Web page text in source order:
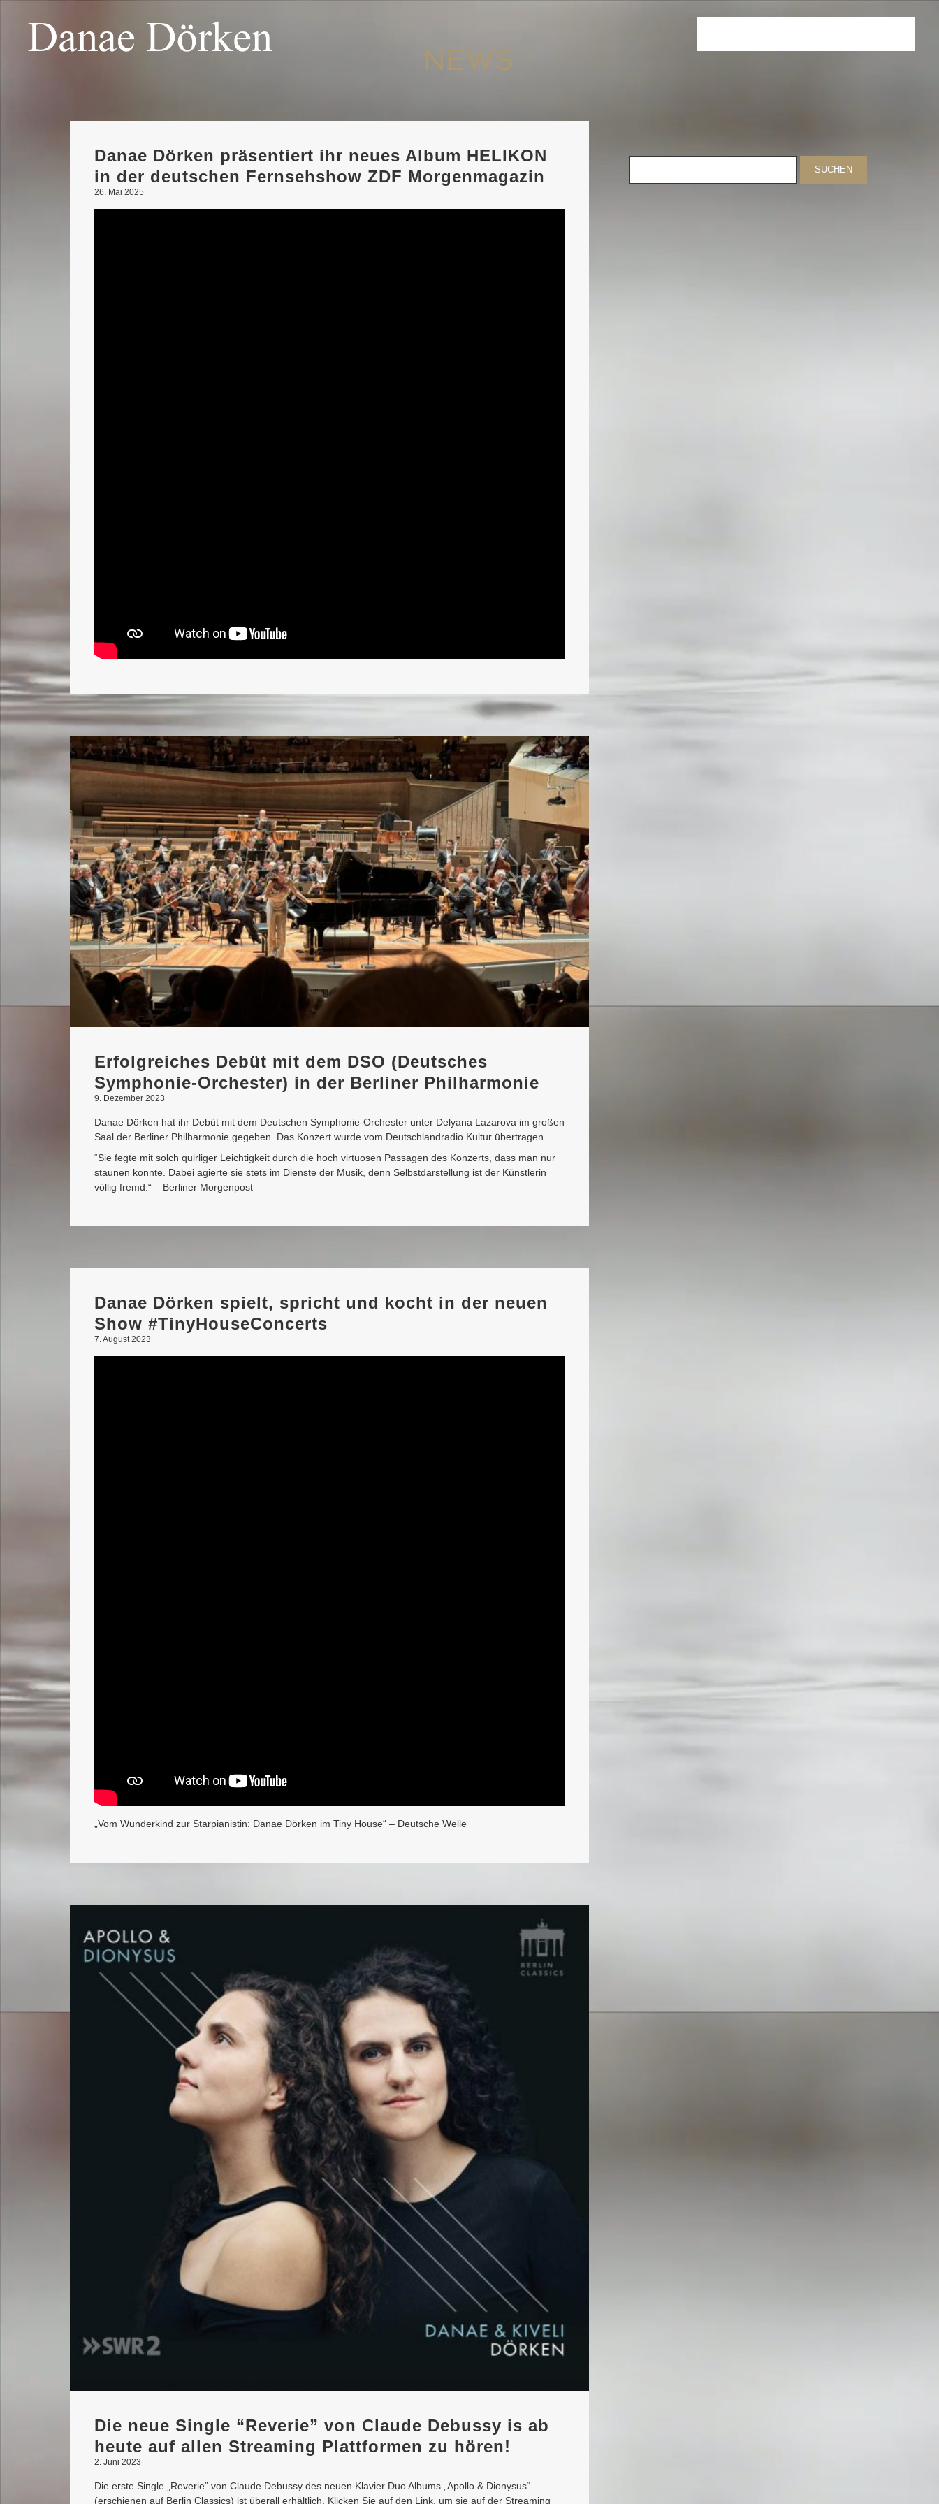
NEWS
Danae Dörken präsentiert ihr neues Album HELIKON
in der deutschen Fernsehshow ZDF Morgenmagazin
26. Mai 2025
Erfolgreiches Debüt mit dem DSO (Deutsches
Symphonie-Orchester) in der Berliner Philharmonie
9. Dezember 2023
Danae Dörken hat ihr Debüt mit dem Deutschen Symphonie-Orchester unter Delyana Lazarova im großen
Saal der Berliner Philharmonie gegeben. Das Konzert wurde vom Deutschlandradio Kultur übertragen.
“Sie fegte mit solch quirliger Leichtigkeit durch die hoch virtuosen Passagen des Konzerts, dass man nur
staunen konnte. Dabei agierte sie stets im Dienste der Musik, denn Selbstdarstellung ist der Künstlerin
völlig fremd.“ – Berliner Morgenpost
Danae Dörken spielt, spricht und kocht in der neuen
Show #TinyHouseConcerts
7. August 2023
„Vom Wunderkind zur Starpianistin: Danae Dörken im Tiny House“ – Deutsche Welle
Die neue Single “Reverie” von Claude Debussy is ab
heute auf allen Streaming Plattformen zu hören!
2. Juni 2023
Die erste Single „Reverie” von Claude Debussy des neuen Klavier Duo Albums „Apollo & Dionysus“
(erschienen auf Berlin Classics) ist überall erhältlich. Klicken Sie auf den Link, um sie auf der Streaming